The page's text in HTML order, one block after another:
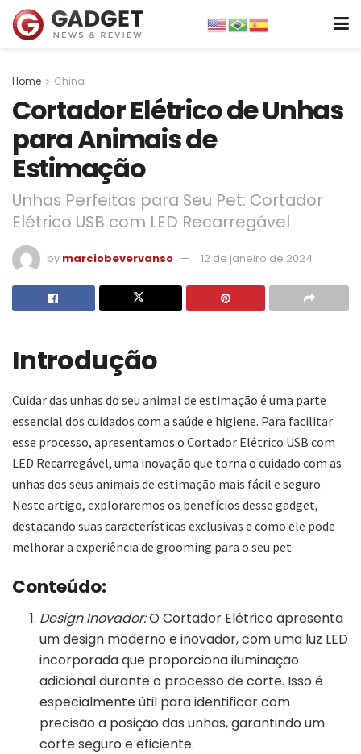
Home China
Cortador Elétrico de Unhas
para Animais de
Estimação
Unhas Perfeitas para Seu Pet: Cortador
Elétrico USB com LED Recarregável
by marciobevervanso 12 de janeiro de 2024
Introdução
Cuidar das unhas do seu animal de estimação é uma parte
essencial dos cuidados com a saúde e higiene. Para facilitar
esse processo, apresentamos o Cortador Elétrico USB com
LED Recarregável, uma inovação que torna o cuidado com as
unhas dos seus animais de estimação mais fácil e seguro.
Neste artigo, exploraremos os benefícios desse gadget,
destacando suas características exclusivas e como ele pode
melhorar a experiência de grooming para o seu pet.
Conteúdo:
Design Inovador:O Cortador Elétrico apresenta
um design moderno e inovador, com uma luz LED
incorporada que proporciona iluminação
adicional durante o processo de corte. Isso é
especialmente útil para identificar com
precisão a posição das unhas, garantindo um
corte seguro e eficiente.